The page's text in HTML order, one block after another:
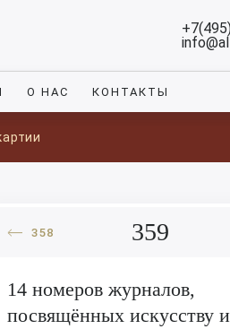
О НАС КОНТАКТЫ
358 359
14 номеров журналов,
посвящённых искусству и